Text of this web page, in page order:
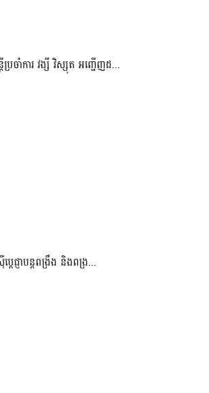
ប្រចាំការ វង្សី វិស្សុត អញ្ជើញដ...
ប្ដេជ្ញាបន្តពង្រឹង និងពង្រ...